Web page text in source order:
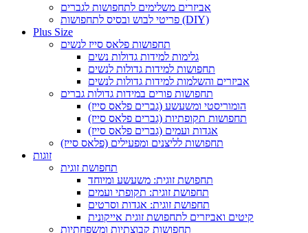
אביזרים משלימים לתחפושות לגברים
פריטי לבוש ובסיס לתחפושות (DIY)
Plus Size
תחפושות פלאס סייז לנשים
גלימות למידות גדולות נשים
תחפושות למידות גדולות לנשים
אביזרים והשלמות למידות גדולות לנשים
תחפושות פורים במידות גדולות גברים
הומוריסטי ומשעשע (גברים פלאס סייז)
תחפושות תקופתיות (גברים פלאס סייז)
אגדות ועמים (גברים פלאס סייז)
תחפושות לליצנים ומפעילים (פלאס סייז)
זוגות
תחפושת זוגית
תחפושת זוגית: משעשע ומיוחד
תחפושת זוגית: תקופתי ועמים
תחפושת זוגית: אגדות וסרטים
קיטים ואביזרים לתחפושת זוגית אייקונית
תחפושות קבוצתיות ומשפחתיות